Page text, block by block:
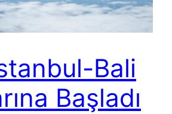
Bali
Başladı